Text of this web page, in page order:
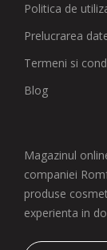
Politica de
Prelucrarea
Termeni si
Blog
Magazinul
companiei
produse
experienta in